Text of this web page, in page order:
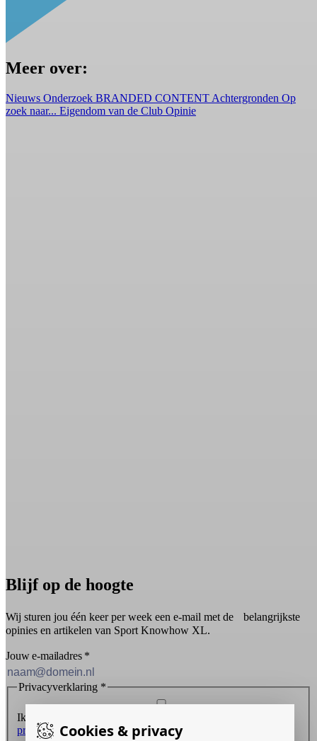
Cookies & privacy
Meer over:
Nieuws Onderzoek BRANDED CONTENT Achtergronden Op
zoek naar... Eigendom van de Club Opinie
Blijf op de hoogte
Wij sturen jou één keer per week een e-mail met de belangrijkste
opinies en artikelen van Sport Knowhow XL.
Jouw e-mailadres *
Privacyverklaring *
Ik ontvang graag de nieuwsbrief en ga akkoord met de
privacyverklaring.